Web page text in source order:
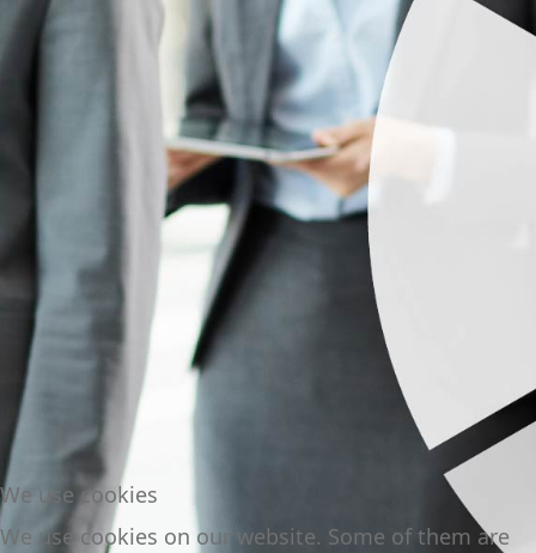
We use cookies
We use cookies on our website. Some of them are